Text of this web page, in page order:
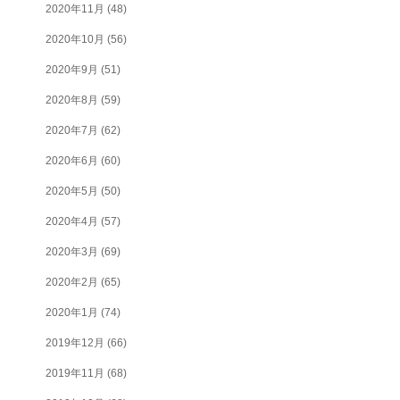
2020年11月 (48)
2020年10月 (56)
2020年9月 (51)
2020年8月 (59)
2020年7月 (62)
2020年6月 (60)
2020年5月 (50)
2020年4月 (57)
2020年3月 (69)
2020年2月 (65)
2020年1月 (74)
2019年12月 (66)
2019年11月 (68)